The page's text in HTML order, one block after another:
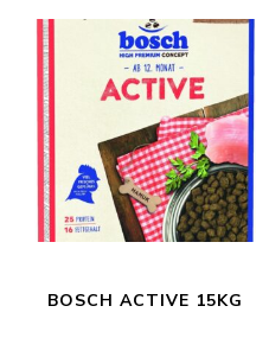
BOSCH ACTIVE 15KG